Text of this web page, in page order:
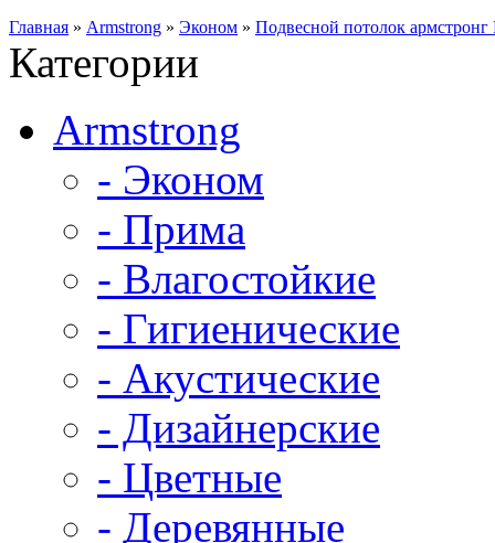
Главная » Armstrong » Эконом » Подвесной потолок
Категории
Armstrong
- Эконом
- Прима
- Влагостойкие
- Гигиенические
- Акустические
- Дизайнерские
- Цветные
- Деревянные